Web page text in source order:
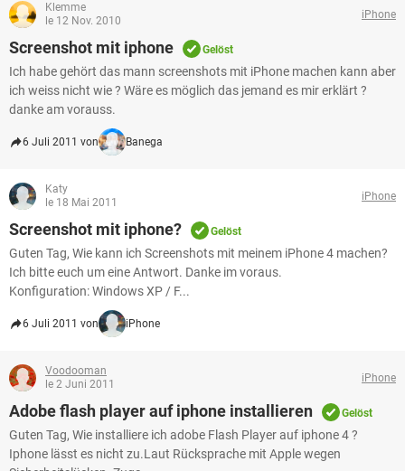
Klemme
le 12 Nov. 2010
iPhone
Screenshot mit iphone Gelöst
Ich habe gehört das mann screenshots mit iPhone machen kann aber
ich weiss nicht wie ? Wäre es möglich das jemand es mir erklärt ?
danke am vorauss.
6 Juli 2011 von Banega
Katy
le 18 Mai 2011
iPhone
Screenshot mit iphone? Gelöst
Guten Tag, Wie kann ich Screenshots mit meinem iPhone 4 machen?
Ich bitte euch um eine Antwort. Danke im voraus.
Konfiguration: Windows XP / F...
6 Juli 2011 von iPhone
Voodooman
le 2 Juni 2011
iPhone
Adobe flash player auf iphone installieren Gelöst
Guten Tag, Wie installiere ich adobe Flash Player auf iphone 4 ?
Iphone lässt es nicht zu.Laut Rücksprache mit Apple wegen